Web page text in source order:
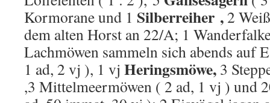
Kormorane und 1 Silberreiher , 2
dem alten Horst an 22/A; 1
Lachmöwen sammeln sich abends auf
1 ad, 2 vj ), 1 vj Heringsmöwe, 3
,3 Mittelmeermöwen ( 2 ad, 1 vj ) und